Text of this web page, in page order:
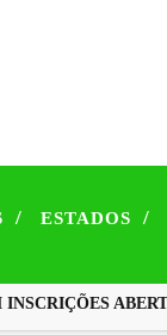
/ ESTADOS /
ABERTAS